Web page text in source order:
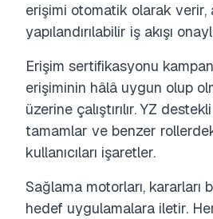
erişimi otomatik olarak
yapılandırılabilir iş akışı
Erişim sertifikasyonu
erişiminin hâlâ uygun olup
üzerine çalıştırılır. YZ
tamamlar ve benzer
kullanıcıları işaretler.
Sağlama motorları, kararları
hedef uygulamalara iletir.